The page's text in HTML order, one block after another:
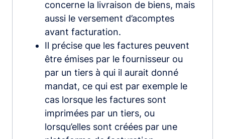
concerne la livraison de biens, mais
aussi le versement d’acomptes
avant facturation.
Il précise que les factures peuvent
être émises par le fournisseur ou
par un tiers à qui il aurait donné
mandat, ce qui est par exemple le
cas lorsque les factures sont
imprimées par un tiers, ou
lorsqu’elles sont créées par une